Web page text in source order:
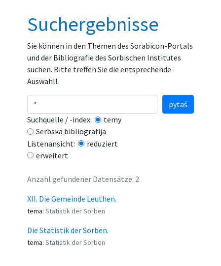
Suchergebnisse
Sie können in den Themen des Sorabicon-Portals
und der Bibliografie des Sorbischen Institutes
suchen. Bitte treffen Sie die entsprechende
Auswahl!
Suchquelle / -index:
temy
Serbska bibliografija
Listenansicht:
reduziert
erweitert
pytaś
Anzahl gefundener Datensätze: 2
XII. Die Gemeinde Leuthen.
tema: Statistik der Sorben
Die Statistik der Sorben.
tema: Statistik der Sorben